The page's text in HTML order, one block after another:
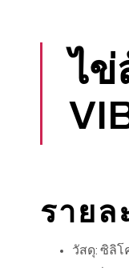
ไข่
รายล
วัสดุ: ซิลิ